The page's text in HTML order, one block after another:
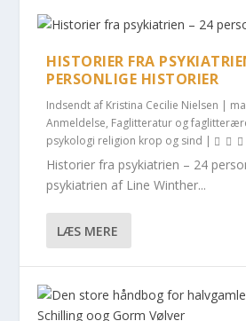
HISTORIER FRA
PERSONLIGE HISTORIER
Indsendt af Kristina Cecilie Nielsen |
Anmeldelse, Faglitteratur og
psykologi religion krop og sind |
Historier fra psykiatrien – 24
psykiatrien af Line Winther...
LÆS MERE